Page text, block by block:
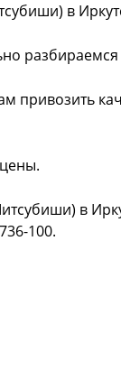
в
привозить
в
100.